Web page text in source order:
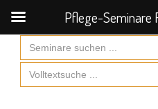
Search
for:
Search
for:
Pflege-Seminare